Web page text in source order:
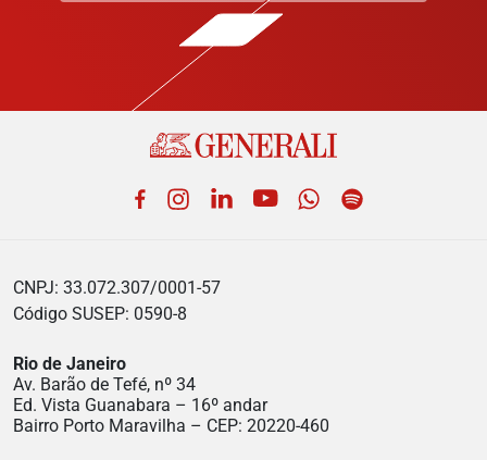
Facebook
Instagram
LinkedIn
YouTubeWhatsApp
CNPJ: 33.072.307/0001-57
Código SUSEP: 0590-8
Rio de Janeiro
Av. Barão de Tefé, nº 34
Ed. Vista Guanabara – 16º andar
Bairro Porto Maravilha – CEP: 20220-460